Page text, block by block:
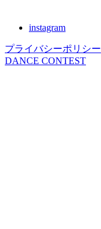
instagram
プライバシーポリシー
DANCE CONTEST